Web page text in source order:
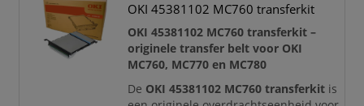
transferband is ontwikkeld voor onder
andere deOKI C532dn,OKI
OKI 45381102 MC760 transferkit
OKI 45381102 MC760 transferkit –
originele transfer belt voor OKI
MC760, MC770 en MC780
De OKI 45381102 MC760 transferkit is